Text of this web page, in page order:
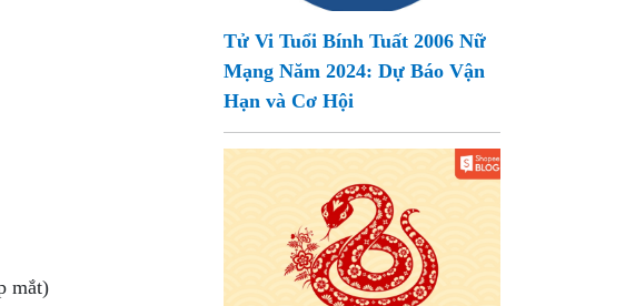
mắt)
Tử Vi Tuổi Bính Tuất 2006 Nữ
Mạng Năm 2024: Dự Báo Vận
Hạn và Cơ Hội